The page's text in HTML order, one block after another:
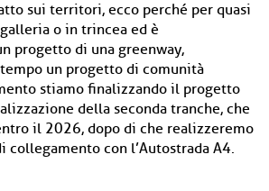
sui territori, ecco perché per quasi
o in trincea ed è
progetto di una greenway,
un progetto di comunità
stiamo finalizzando il progetto
della seconda tranche, che
il 2026, dopo di che realizzeremo
collegamento con l’Autostrada A4.